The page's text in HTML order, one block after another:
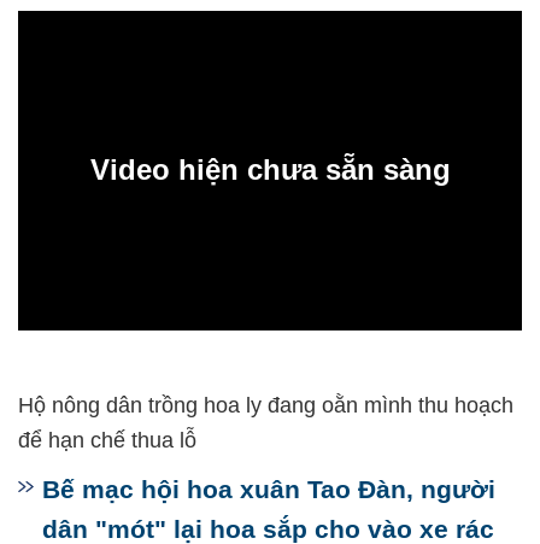
Video hiện chưa sẵn sàng
Hộ nông dân trồng hoa ly đang oằn mình thu hoạch
để hạn chế thua lỗ
Bế mạc hội hoa xuân Tao Đàn, người
dân "mót" lại hoa sắp cho vào xe rác